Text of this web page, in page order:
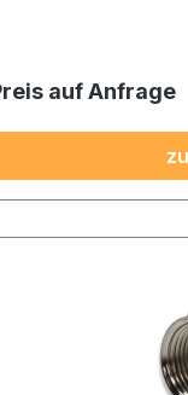
auf Anfrage